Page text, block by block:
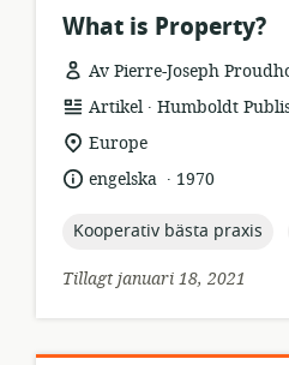
What is Property?
Av Pierre-Joseph
resursformat:
Artikel .
utgivare:
Humboldt
relevant
plats:
Europe
språk:engelska . 1970
topic:
Kooperativ bästa praxis
Tillagt januari 18, 2021